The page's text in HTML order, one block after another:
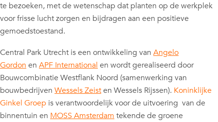
te bezoeken, met de wetenschap dat planten op de werkplek
voor frisse lucht zorgen en bijdragen aan een positieve
gemoedstoestand.
Central Park Utrecht is een ontwikkeling van Angelo
Gordon en APF International en wordt gerealiseerd door
Bouwcombinatie Westflank Noord (samenwerking van
bouwbedrijven Wessels Zeisten Wessels Rijssen). Koninklijke
Ginkel Groep is verantwoordelijk voor de uitvoering van de
binnentuin en MOSS Amsterdam tekende de groene